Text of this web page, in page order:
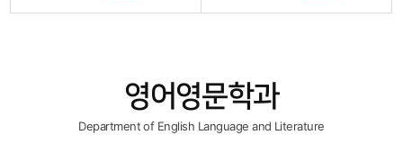
영어영문학과
Department of English Language and Literature